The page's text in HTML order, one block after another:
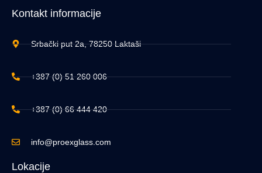
Kontakt informacije
Srbački put 2a, 78250 Laktaši
+387 (0) 51 260 006
+387 (0) 66 444 420
info@proexglass.com
Lokacije